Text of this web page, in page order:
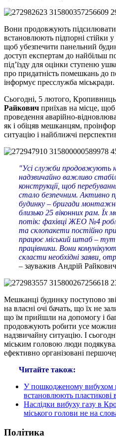
Вони продовжують підсилювати
встановлюють підпорні стійки
щоб убезпечити панельний
доступ експертам до найбільш
під’їзду для оцінки ступеню
про придатність помешкань до
інформує пресслужба міськради.
Сьогодні, 5 лютого,
Райкович приїхав на місце, щоб
проведення аварійно-
як і обіцяв мешканцям,
ситуацію і найближчі
"Усі служби продовжують
надзвичайно важливо
конструкції, щоб
стало безпечним. Активно
будинку – бригади
близько 25 віконних рам.
потік: фахівці ЖЕО №4
та склопакети постійно
працює міський штаб – тут
працівники. Вони
скласти необхідні заяви,
– зауважив Андрій
Мешканці будинку поступово
на власні очі бачать, що їх не
що їм прийшли на допомогу і
продовжують робити усе
надзвичайну ситуацію. І
міським головою люди
ефективно організовані
Читайте також:
У пошкодженому вибухом
встановлюють
Наслідки вибуху газу в
міського голови не на
Політика